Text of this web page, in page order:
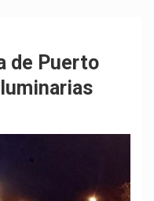
de Puerto